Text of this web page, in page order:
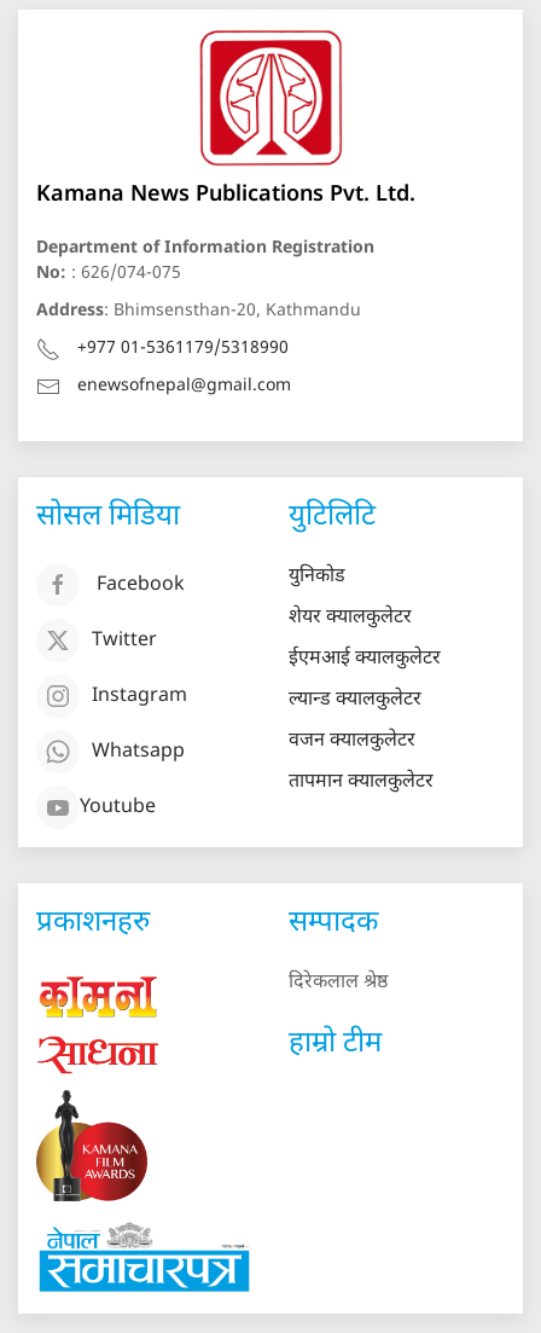
Kamana News Publications Pvt. Ltd.
Department of Information Registration
No: : 626/074-075
Address: Bhimsensthan-20, Kathmandu
+977 01-5361179/5318990
enewsofnepal@gmail.com
सोसल मिडिया
Facebook
Twitter
Instagram
Whatsapp
Youtube
युटिलिटि
युनिकोड
शेयर क्यालकुलेटर
ईएमआई क्यालकुलेटर
ल्यान्ड क्यालकुलेटर
वजन क्यालकुलेटर
तापमान क्यालकुलेटर
प्रकाशनहरु सम्पादक
दिरेकलाल श्रेष्ठ
हाम्रो टीम